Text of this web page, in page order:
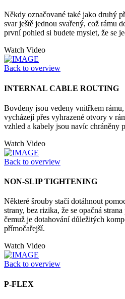
Někdy označované také jako druhý
svar ještě jednou svařený, což rámu
první pohled si budete myslet, že se
Watch Video
Back to overview
INTERNAL CABLE ROUTING
Bovdeny jsou vedeny vnitřkem
vycházejí přes vyhrazené otvory v
vzhled a kabely jsou navíc chráněny
Watch Video
Back to overview
NON-SLIP TIGHTENING
Některé šrouby stačí dotáhnout
strany, bez rizika, že se opačná
čemuž je dotahování důležitých
přímočařejší.
Watch Video
Back to overview
P-FLEX